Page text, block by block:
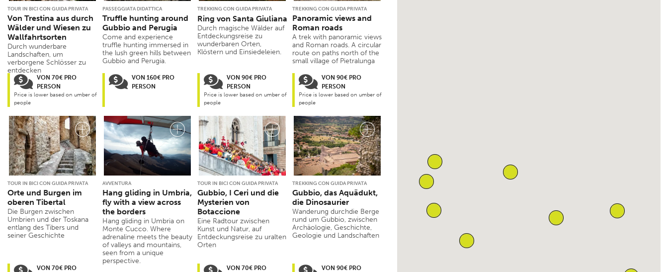
TOUR IN BICI CON GUIDA PRIVATA
Von Trestina aus durch
Wälder und Wiesen zu
Wallfahrtsorten
Durch wunderbare
Landschaften, um
verborgene Schlösser zu
entdecken
VON 70€ PRO
PERSON
Price is lower based on umber of
people
PASSEGGIATA DIDATTICA
Truffle hunting around
Gubbio and Perugia
Come and experience
truffle hunting immersed in
the lush green hills between
Gubbio and Perugia.
VON 160€ PRO
PERSON
TREKKING CON GUIDA PRIVATA
Ring von Santa Giuliana
Durch magische Wälder auf
Entdeckungsreise zu
wunderbaren Orten,
Klöstern und Einsiedeleien.
VON 90€ PRO
PERSON
Price is lower based on umber of
people
TREKKING CON GUIDA PRIVATA
Panoramic views and
Roman roads
A trek with panoramic views
and Roman roads. A circular
route on paths north of the
small village of Pietralunga
VON 90€ PRO
PERSON
Price is lower based on umber of
people
TOUR IN BICI CON GUIDA PRIVATA
Orte und Burgen im
oberen Tibertal
Die Burgen zwischen
Umbrien und der Toskana
entlang des Tibers und
seiner Geschichte
VON 70€ PRO
AVVENTURA
Hang gliding in Umbria,
fly with a view across
the borders
Hang gliding in Umbria on
Monte Cucco. Where
adrenaline meets the beauty
of valleys and mountains,
seen from a unique
perspective.
TOUR IN BICI CON GUIDA PRIVATA
Gubbio, I Ceri und die
Mysterien von
Botaccione
Eine Radtour zwischen
Kunst und Natur, auf
Entdeckungsreise zu uralten
Orten
VON 70€ PRO
TREKKING CON GUIDA PRIVATA
Gubbio, das Aquädukt,
die Dinosaurier
Wanderung durchdie Berge
rund um Gubbio, zwischen
Archäologie, Geschichte,
Geologie und Landschaften
VON 90€ PRO